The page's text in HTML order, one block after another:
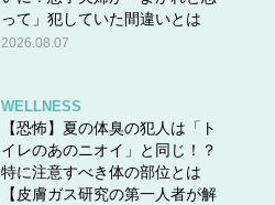
って」犯していた間違いとは
2026.08.07
WELLNESS
【恐怖】夏の体臭の犯人は「ト
イレのあのニオイ」と同じ！？
特に注意すべき体の部位とは
【皮膚ガス研究の第一人者が解